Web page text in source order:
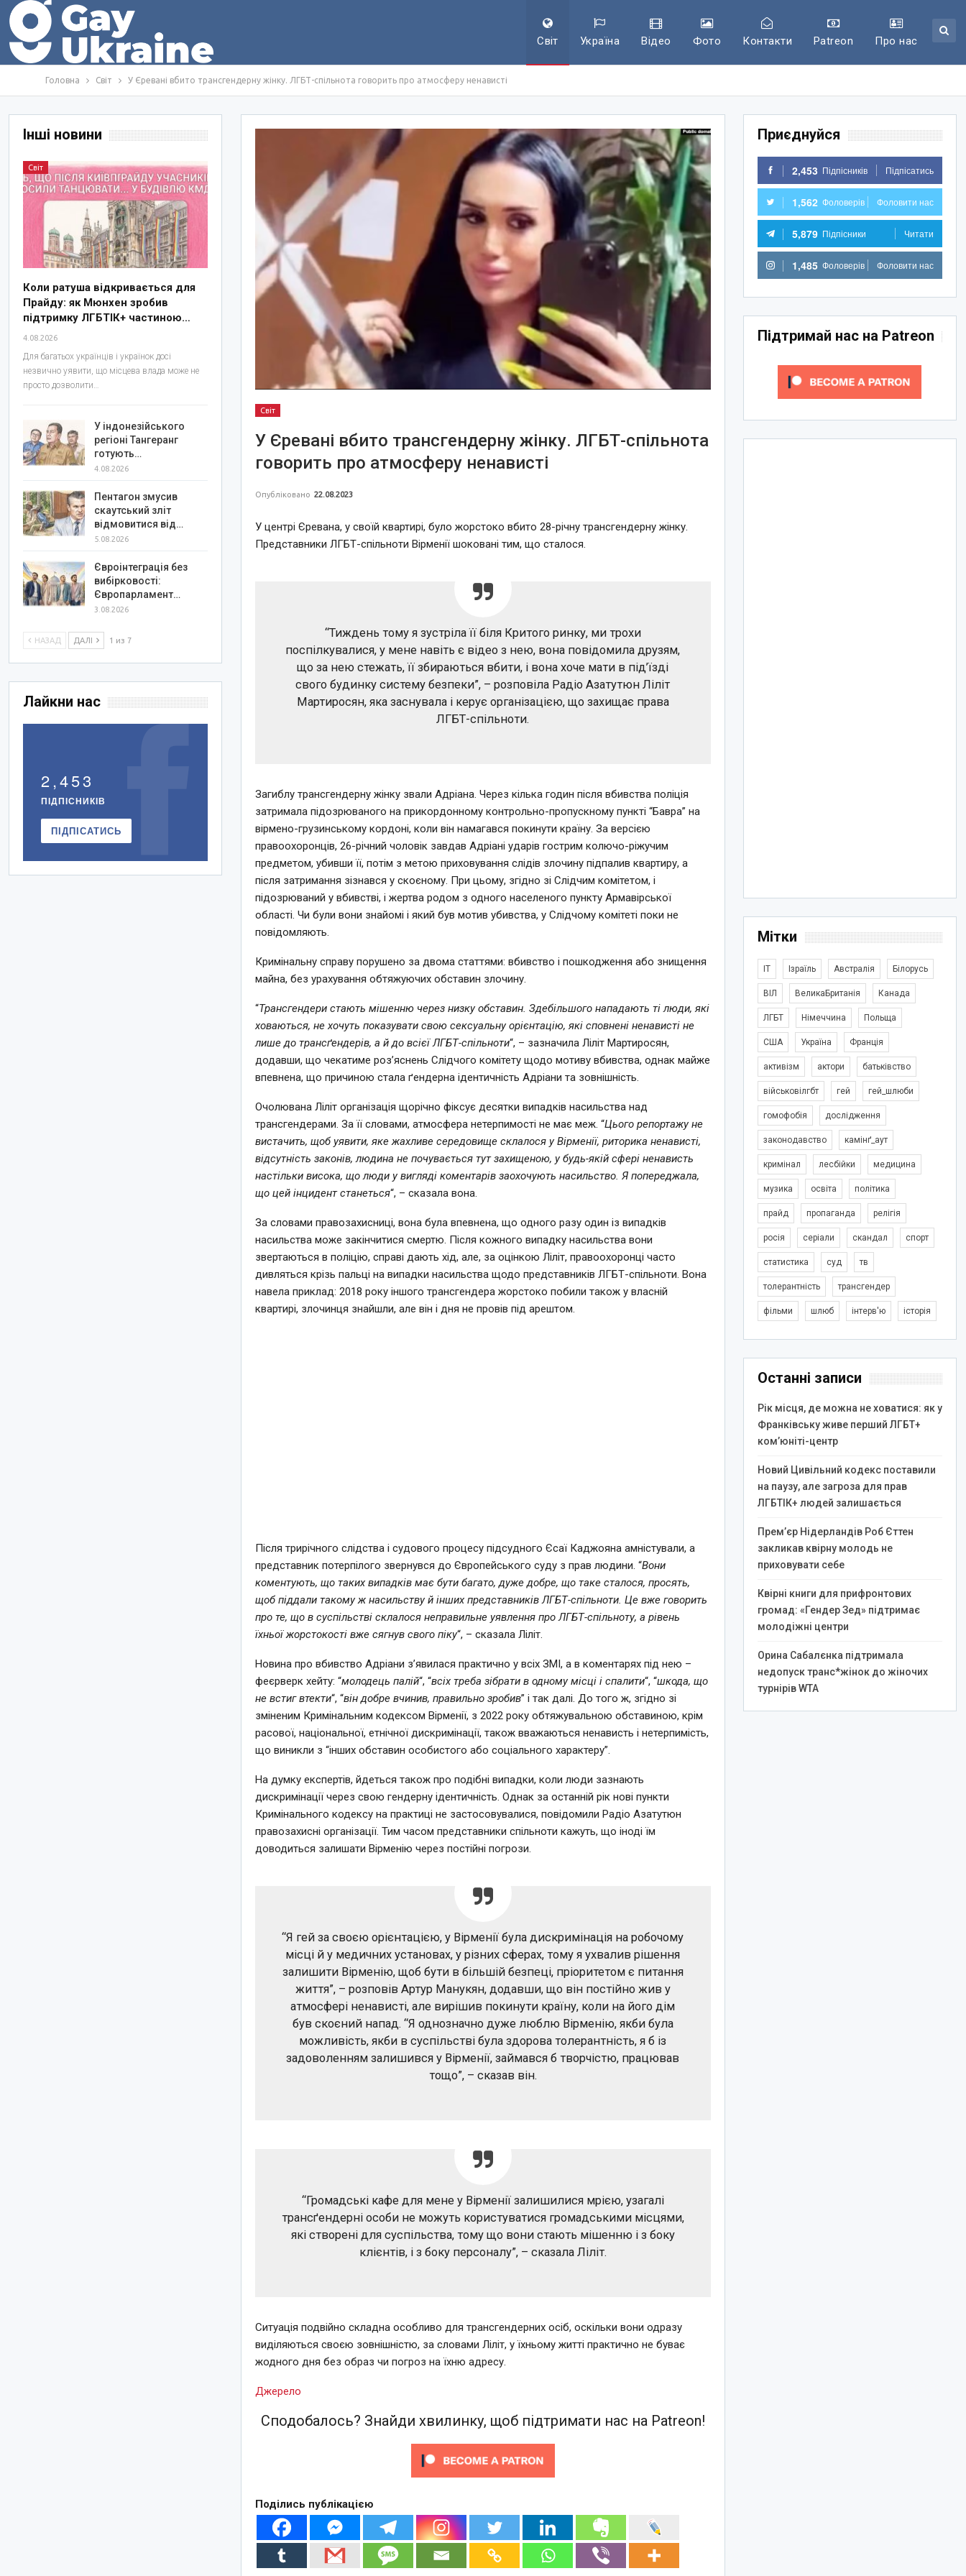
Світ Україна Відео Фото Контакти Patreon Про нас
Головна Світ У Єревані вбито трансгендерну жінку. ЛГБТ-спільнота говорить про атмосферу ненависті
Світ
У Єревані вбито трансгендерну жінку. ЛГБТ-спільнота
говорить про атмосферу ненависті
Опубліковано 22.08.2023
У центрі Єревана, у своїй квартирі, було жорстоко вбито 28-річну трансгендерну жінку.
Представники ЛГБТ-спільноти Вірменії шоковані тим, що сталося.
“Тиждень тому я зустріла її біля Критого ринку, ми трохи
поспілкувалися, у мене навіть є відео з нею, вона повідомила друзям,
що за нею стежать, її збираються вбити, і вона хоче мати в під’їзді
свого будинку систему безпеки”, – розповіла Радіо Азатутюн Ліліт
Мартиросян, яка заснувала і керує організацією, що захищає права
ЛГБТ-спільноти.
Загиблу трансгендерну жінку звали Адріана. Через кілька годин після вбивства поліція
затримала підозрюваного на прикордонному контрольно-пропускному пункті “Бавра” на
вірмено-грузинському кордоні, коли він намагався покинути країну. За версією
правоохоронців, 26-річний чоловік завдав Адріані ударів гострим колючо-ріжучим
предметом, убивши її, потім з метою приховування слідів злочину підпалив квартиру, а
після затримання зізнався у скоєному. При цьому, згідно зі Слідчим комітетом, і
підозрюваний у вбивстві, і жертва родом з одного населеного пункту Армавірської
області. Чи були вони знайомі і який був мотив убивства, у Слідчому комітеті поки не
повідомляють.
Кримінальну справу порушено за двома статтями: вбивство і пошкодження або знищення
майна, без урахування обтяжуючих обставин злочину.
“Трансгендери стають мішенню через низку обставин. Здебільшого нападають ті люди, які
ховаються, не хочуть показувати свою сексуальну орієнтацію, які сповнені ненависті не
лише до трансґендерів, а й до всієї ЛГБТ-спільноти“, – зазначила Ліліт Мартиросян,
додавши, що чекатиме роз’яснень Слідчого комітету щодо мотиву вбивства, однак майже
впевнена, що причиною стала ґендерна ідентичність Адріани та зовнішність.
Очолювана Ліліт організація щорічно фіксує десятки випадків насильства над
трансгендерами. За її словами, атмосфера нетерпимості не має меж. “Цього репортажу не
вистачить, щоб уявити, яке жахливе середовище склалося у Вірменії, риторика ненависті,
відсутність законів, людина не почувається тут захищеною, у будь-якій сфері ненависть
настільки висока, що люди у вигляді коментарів заохочують насильство. Я попереджала,
що цей інцидент станеться“, – сказала вона.
За словами правозахисниці, вона була впевнена, що одного разу один із випадків
насильства може закінчитися смертю. Після кожного випадку насильства вони
звертаються в поліцію, справі дають хід, але, за оцінкою Ліліт, правоохоронці часто
дивляться крізь пальці на випадки насильства щодо представників ЛГБТ-спільноти. Вона
навела приклад: 2018 року іншого трансгендера жорстоко побили також у власній
квартирі, злочинця знайшли, але він і дня не провів під арештом.
Після трирічного слідства і судового процесу підсудного Єсаї Каджояна амністували, а
представник потерпілого звернувся до Європейського суду з прав людини. “Вони
коментують, що таких випадків має бути багато, дуже добре, що таке сталося, просять,
щоб піддали такому ж насильству й інших представників ЛГБТ-спільноти. Це вже говорить
про те, що в суспільстві склалося неправильне уявлення про ЛГБТ-спільноту, а рівень
їхньої жорстокості вже сягнув свого піку“, – сказала Ліліт.
Новина про вбивство Адріани з’явилася практично у всіх ЗМІ, а в коментарях під нею –
феєрверк хейту: “молодець палій“, “всіх треба зібрати в одному місці і спалити“, “шкода, що
не встиг втекти“, “він добре вчинив, правильно зробив” і так далі. До того ж, згідно зі
зміненим Кримінальним кодексом Вірменії, з 2022 року обтяжувальною обставиною, крім
расової, національної, етнічної дискримінації, також вважаються ненависть і нетерпимість,
що виникли з “інших обставин особистого або соціального характеру”.
На думку експертів, йдеться також про подібні випадки, коли люди зазнають
дискримінації через свою гендерну ідентичність. Однак за останній рік нові пункти
Кримінального кодексу на практиці не застосовувалися, повідомили Радіо Азатутюн
правозахисні організації. Тим часом представники спільноти кажуть, що іноді їм
доводиться залишати Вірменію через постійні погрози.
“Я гей за своєю орієнтацією, у Вірменії була дискримінація на робочому
місці й у медичних установах, у різних сферах, тому я ухвалив рішення
залишити Вірменію, щоб бути в більшій безпеці, пріоритетом є питання
життя”, – розповів Артур Манукян, додавши, що він постійно жив у
атмосфері ненависті, але вирішив покинути країну, коли на його дім
був скоєний напад. “Я однозначно дуже люблю Вірменію, якби була
можливість, якби в суспільстві була здорова толерантність, я б із
задоволенням залишився у Вірменії, займався б творчістю, працював
тощо”, – сказав він.
“Громадські кафе для мене у Вірменії залишилися мрією, узагалі
трансґендерні особи не можуть користуватися громадськими місцями,
які створені для суспільства, тому що вони стають мішенню і з боку
клієнтів, і з боку персоналу”, – сказала Ліліт.
Ситуація подвійно складна особливо для трансгендерних осіб, оскільки вони одразу
виділяються своєю зовнішністю, за словами Ліліт, у їхньому житті практично не буває
жодного дня без образ чи погроз на їхню адресу.
Джерело
Сподобалось? Знайди хвилинку, щоб підтримати нас на Patreon!
Поділись публікацією
Приєднуйся
2,453 Підпісників Підпісатись
1,562 Фоловерів Фоловити нас
5,879 Підпісники Читати
1,485 Фоловерів Фоловити нас
Підтримай нас на Patreon
Мітки
IT Ізраїль Австралія Білорусь
ВІЛ ВеликаБританія Канада
ЛГБТ Німеччина Польща
США Україна Франція
активізм актори батьківство
військовілгбт гей гей_шлюби
гомофобія дослідження
законодавство камінґ_аут
кримінал лесбійки медицина
музика освіта політика
прайд пропаганда релігія
росія серіали скандал спорт
статистика суд тв
толерантність трансгендер
фільми шлюб інтерв'ю історія
Останні записи
Рік місця, де можна не ховатися: як у
Франківську живе перший ЛГБТ+
ком’юніті-центр
Новий Цивільний кодекс поставили
на паузу, але загроза для прав
ЛГБТІК+ людей залишається
Прем’єр Нідерландів Роб Єттен
закликав квірну молодь не
приховувати себе
Квірні книги для прифронтових
громад: «Гендер Зед» підтримає
молодіжні центри
Орина Сабалєнка підтримала
недопуск транс*жінок до жіночих
турнірів WTA
Інші новини
Світ
Коли ратуша відкривається для
Прайду: як Мюнхен зробив
підтримку ЛГБТІК+ частиною…
4.08.2026
Для багатьох українців і українок досі
незвично уявити, що місцева влада може не
просто дозволити…
У індонезійського
регіоні Тангеранг
готують…
4.08.2026
Пентагон змусив
скаутський зліт
відмовитися від…
5.08.2026
Євроінтеграція без
вибірковості:
Європарламент…
3.08.2026
НАЗАД ДАЛІ 1 из 7
Лайкни нас
2,453
ПІДПІСНИКІВ
ПІДПІСАТИСЬ